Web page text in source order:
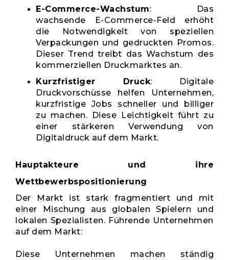
E-Commerce-Wachstum: Das
wachsende E-Commerce-Feld erhöht
die Notwendigkeit von speziellen
Verpackungen und gedruckten Promos.
Dieser Trend treibt das Wachstum des
kommerziellen Druckmarktes an.
Kurzfristiger Druck: Digitale
Druckvorschüsse helfen Unternehmen,
kurzfristige Jobs schneller und billiger
zu machen. Diese Leichtigkeit führt zu
einer stärkeren Verwendung von
Digitaldruck auf dem Markt.
Hauptakteure und ihre
Wettbewerbspositionierung
Der Markt ist stark fragmentiert und mit
einer Mischung aus globalen Spielern und
lokalen Spezialisten. Führende Unternehmen
auf dem Markt:
Diese Unternehmen machen ständig